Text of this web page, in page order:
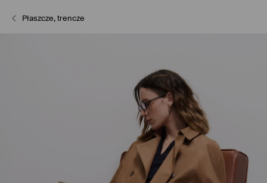
Płaszcze, trencze